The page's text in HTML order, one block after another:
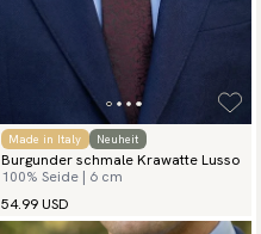
Made in Italy Neuheit
Burgunder schmale Krawatte Lusso
100% Seide | 6 cm
54.99 USD